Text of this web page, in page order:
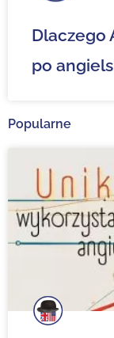
Dlaczego
po
Popularne